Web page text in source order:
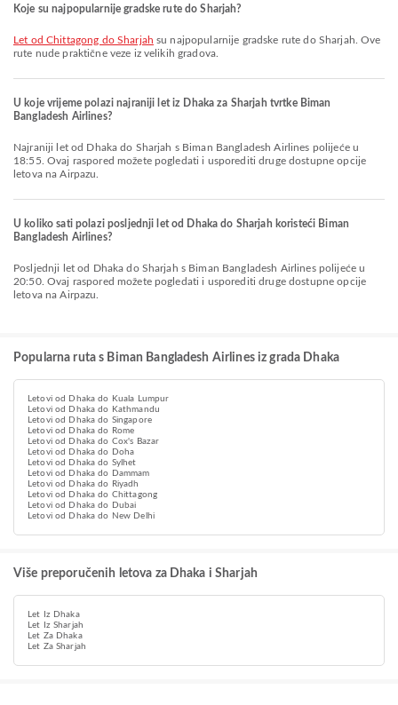
Koje su najpopularnije gradske rute do Sharjah?
let od Chittagong do Sharjah su najpopularnije gradske rute do Sharjah. Ove
rute nude praktične veze iz velikih gradova.
U koje vrijeme polazi najraniji let iz Dhaka za Sharjah tvrtke Biman
Bangladesh Airlines?
Najraniji let od Dhaka do Sharjah s Biman Bangladesh Airlines polijeće u
18:55. Ovaj raspored možete pogledati i usporediti druge dostupne opcije
letova na Airpazu.
U koliko sati polazi posljednji let od Dhaka do Sharjah koristeći Biman
Bangladesh Airlines?
Posljednji let od Dhaka do Sharjah s Biman Bangladesh Airlines polijeće u
20:50. Ovaj raspored možete pogledati i usporediti druge dostupne opcije
letova na Airpazu.
Popularna ruta s Biman Bangladesh Airlines iz grada Dhaka
Letovi od Dhaka do Kuala Lumpur
Letovi od Dhaka do Kathmandu
Letovi od Dhaka do Singapore
Letovi od Dhaka do Rome
Letovi od Dhaka do Cox's Bazar
Letovi od Dhaka do Doha
Letovi od Dhaka do Sylhet
Letovi od Dhaka do Dammam
Letovi od Dhaka do Riyadh
Letovi od Dhaka do Chittagong
Letovi od Dhaka do Dubai
Letovi od Dhaka do New Delhi
Više preporučenih letova za Dhaka i Sharjah
Let Iz Dhaka
Let Iz Sharjah
Let Za Dhaka
Let Za Sharjah